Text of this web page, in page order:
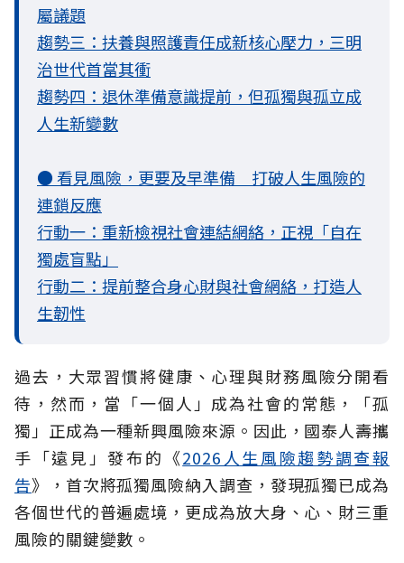
屬議題
趨勢三：扶養與照護責任成新核心壓力，三明
治世代首當其衝
趨勢四：退休準備意識提前，但孤獨與孤立成
人生新變數
● 看見風險，更要及早準備 打破人生風險的
連鎖反應
行動一：重新檢視社會連結網絡，正視「自在
獨處盲點」
行動二：提前整合身心財與社會網絡，打造人
生韌性
過去，大眾習慣將健康、心理與財務風險分開看
待，然而，當「一個人」成為社會的常態，「孤
獨」正成為一種新興風險來源。因此，國泰人壽攜
手「遠見」發布的《2026人生風險趨勢調查報
告》，首次將孤獨風險納入調查，發現孤獨已成為
各個世代的普遍處境，更成為放大身、心、財三重
風險的關鍵變數。